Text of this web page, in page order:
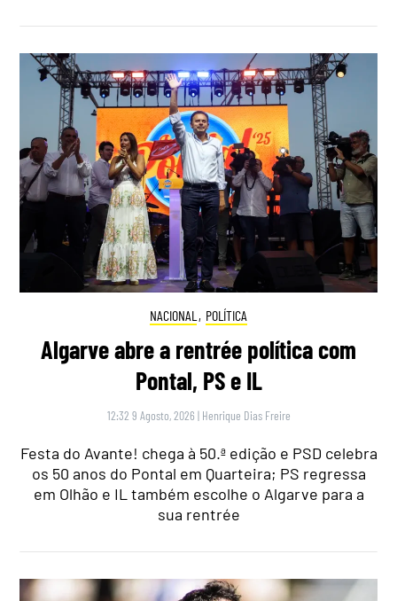
NACIONAL , POLÍTICA
Algarve abre a rentrée política com
Pontal, PS e IL
12:32 9 Agosto, 2026 | Henrique Dias Freire
Festa do Avante! chega à 50.ª edição e PSD celebra
os 50 anos do Pontal em Quarteira; PS regressa
em Olhão e IL também escolhe o Algarve para a
sua rentrée